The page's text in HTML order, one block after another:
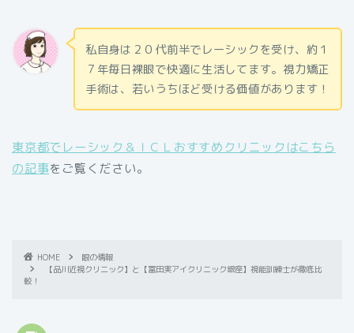
私自身は２０代前半でレーシックを受け、約１
７年毎日裸眼で快適に生活してます。視力矯正
手術は、若いうちほど受ける価値があります！
東京都でレーシック＆ＩＣＬおすすめクリニックはこちら
の記事をご覧ください。
HOME
眼の情報
【品川近視クリニック】と【冨田実アイクリニック銀座】視能訓練士が徹底比
較！